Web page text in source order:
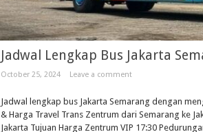
Jadwal Lengkap Bus Jakarta
October 25, 2024 Leave a comment
Jadwal lengkap bus Jakarta Semarang dengan
& Harga Travel Trans Zentrum dari Semarang ke
Jakarta Tujuan Harga Zentrum VIP 17:30